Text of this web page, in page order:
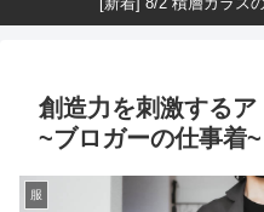
創造力を刺激する
~ブロガーの仕事着~
服